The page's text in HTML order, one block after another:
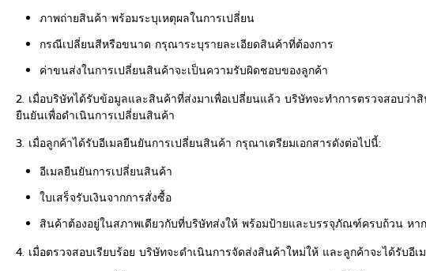
ภาพถ่ายสินค้า พร้อมระบุเหตุผลในการเปลี่ยน
กรณีเปลี่ยนสีหรือขนาด กรุณาระบุรายละเอียดสินค้าที่ต้องการ
ค่าขนส่งในการเปลี่ยนสินค้าจะเป็นความรับผิดชอบของลูกค้า
2. เมื่อบริษัทได้รับข้อมูลและสินค้าที่ส่งมาเพื่อเปลี่ยนแล้ว บริษัทจะทำการตรวจสอบว่า
ยืนยันเพื่อดำเนินการเปลี่ยนสินค้า
3. เมื่อลูกค้าได้รับอีเมลยืนยันการเปลี่ยนสินค้า กรุณาเตรียมเอกสารดังต่อไปนี้:
อีเมลยืนยันการเปลี่ยนสินค้า
ใบเสร็จรับเงินจากการสั่งซื้อ
สินค้าต้องอยู่ในสภาพเดียวกับที่บริษัทส่งให้ พร้อมป้ายและบรรจุภัณฑ์ครบถ้วน ห
4. เมื่อตรวจสอบเรียบร้อย บริษัทจะดำเนินการจัดส่งสินค้าใหม่ให้ และลูกค้าจะได้รับอี